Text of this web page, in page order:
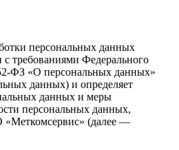
персональных данных
с требованиями Федерального
ФЗ «О персональных данных»
данных) и определяет
данных и меры
персональных данных,
(далее —